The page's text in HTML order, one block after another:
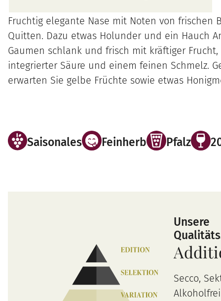
Menge
Fruchtig elegante Nase mit Noten von frischen
Quitten. Dazu etwas Holunder und ein Hauch
Gaumen schlank und frisch mit kräftiger
integrierter Säure und einem feinen Schmelz.
erwarten Sie gelbe Früchte sowie etwas
Saisonales Feinherb Pfalz
Unsere
Secco,